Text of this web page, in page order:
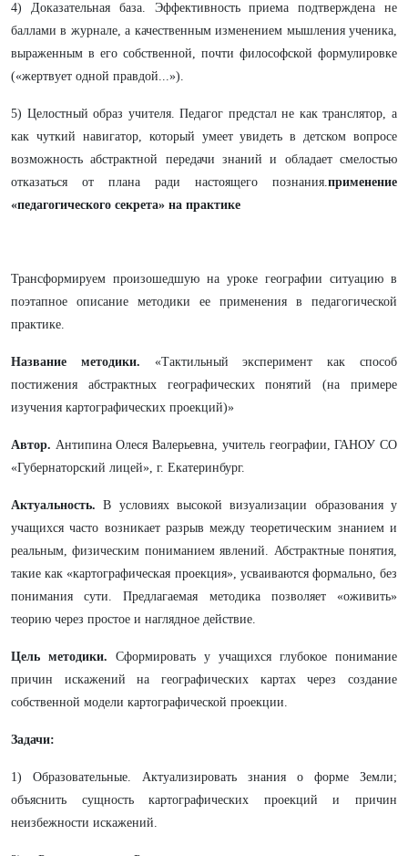
4) Доказательная база. Эффективность приема подтверждена не
баллами в журнале, а качественным изменением мышления ученика,
выраженным в его собственной, почти философской формулировке
(«жертвует одной правдой...»).
5) Целостный образ учителя. Педагог предстал не как транслятор, а
как чуткий навигатор, который умеет увидеть в детском вопросе
возможность абстрактной передачи знаний и обладает смелостью
отказаться от плана ради настоящего познания.применение
«педагогического секрета» на практике
Трансформируем произошедшую на уроке географии ситуацию в
поэтапное описание методики ее применения в педагогической
практике.
Название методики. «Тактильный эксперимент как способ
постижения абстрактных географических понятий (на примере
изучения картографических проекций)»
Автор. Антипина Олеся Валерьевна, учитель географии, ГАНОУ СО
«Губернаторский лицей», г. Екатеринбург.
Актуальность. В условиях высокой визуализации образования у
учащихся часто возникает разрыв между теоретическим знанием и
реальным, физическим пониманием явлений. Абстрактные понятия,
такие как «картографическая проекция», усваиваются формально, без
понимания сути. Предлагаемая методика позволяет «оживить»
теорию через простое и наглядное действие.
Цель методики. Сформировать у учащихся глубокое понимание
причин искажений на географических картах через создание
собственной модели картографической проекции.
Задачи:
1) Образовательные. Актуализировать знания о форме Земли;
объяснить сущность картографических проекций и причин
неизбежности искажений.